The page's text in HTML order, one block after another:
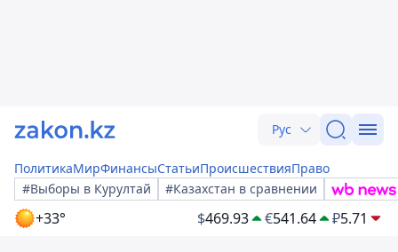
Рус
ПолитикаМирФинансыСтатьиПроисшествияПраво
#Выборы в Курултай
#Казахстан в сравнении
+33° $469.93 €541.64 ₽5.71